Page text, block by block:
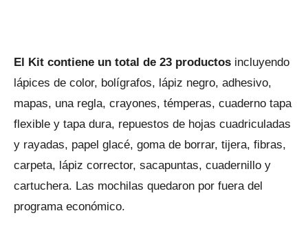
El Kit contiene un total de 23 productos incluyendo
lápices de color, bolígrafos, lápiz negro, adhesivo,
mapas, una regla, crayones, témperas, cuaderno tapa
flexible y tapa dura, repuestos de hojas cuadriculadas
y rayadas, papel glacé, goma de borrar, tijera, fibras,
carpeta, lápiz corrector, sacapuntas, cuadernillo y
cartuchera. Las mochilas quedaron por fuera del
programa económico.